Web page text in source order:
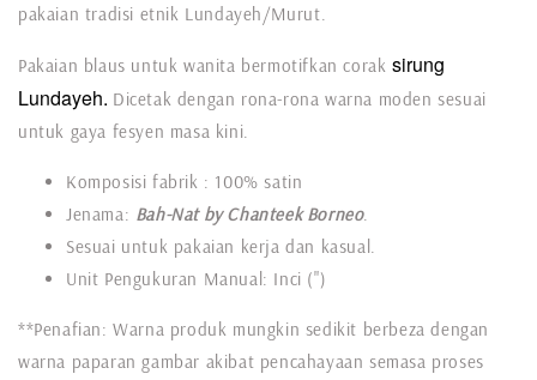
pakaian tradisi etnik Lundayeh/Murut.
Pakaian blaus untuk wanita bermotifkan corak sirung
Lundayeh. Dicetak dengan rona-rona warna moden sesuai
untuk gaya fesyen masa kini.
Komposisi fabrik : 100% satin
Jenama: Bah-Nat by Chanteek Borneo.
Sesuai untuk pakaian kerja dan kasual.
Unit Pengukuran Manual: Inci (")
**Penafian: Warna produk mungkin sedikit berbeza dengan
warna paparan gambar akibat pencahayaan semasa proses